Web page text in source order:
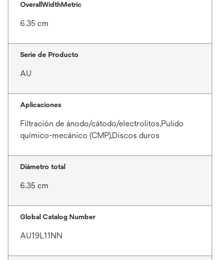
OverallWidthMetric
6.35 cm
Serie de Producto
AU
Aplicaciones
Filtración de ánodo/cátodo/electrolitos,Pulido
químico-mecánico (CMP),Discos duros
Diámetro total
6.35 cm
Global Catalog Number
AU19L11NN